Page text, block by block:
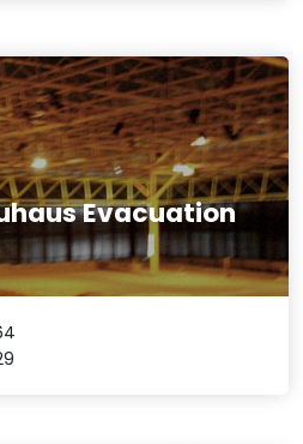
Evacuation